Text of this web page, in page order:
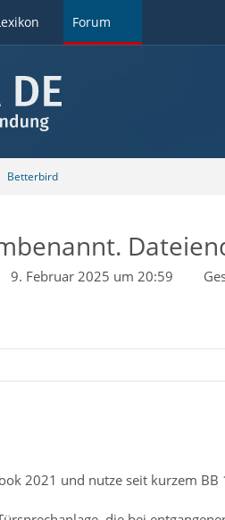
Forum
Betterbird
9. Februar 2025 um 20:59
2021 und nutze seit kurzem